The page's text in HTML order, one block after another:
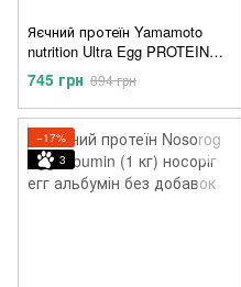
Яєчний протеїн Yamamoto
nutrition Ultra Egg PROTEIN
(700 г) Gourmet Chocolate
745 грн 894 грн
−17%
3